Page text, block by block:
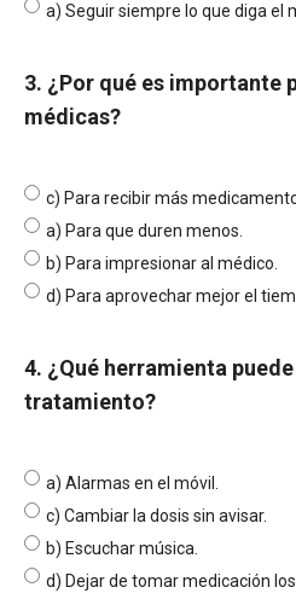
a) Seguir siempre lo que diga el
3. ¿Por qué es importante
médicas?
c) Para recibir más
a) Para que duren menos.
b) Para impresionar al médico.
d) Para aprovechar mejor el
4. ¿Qué herramienta
tratamiento?
a) Alarmas en el móvil.
c) Cambiar la dosis sin avisar.
b) Escuchar música.
d) Dejar de tomar medicación